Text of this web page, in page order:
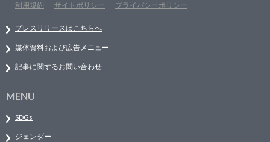
利用規約
サイトポリシー プライバシーポリシー
プレスリリースはこちらへ
媒体資料および広告メニュー
記事に関するお問い合わせ
MENU
SDGs
ジェンダー